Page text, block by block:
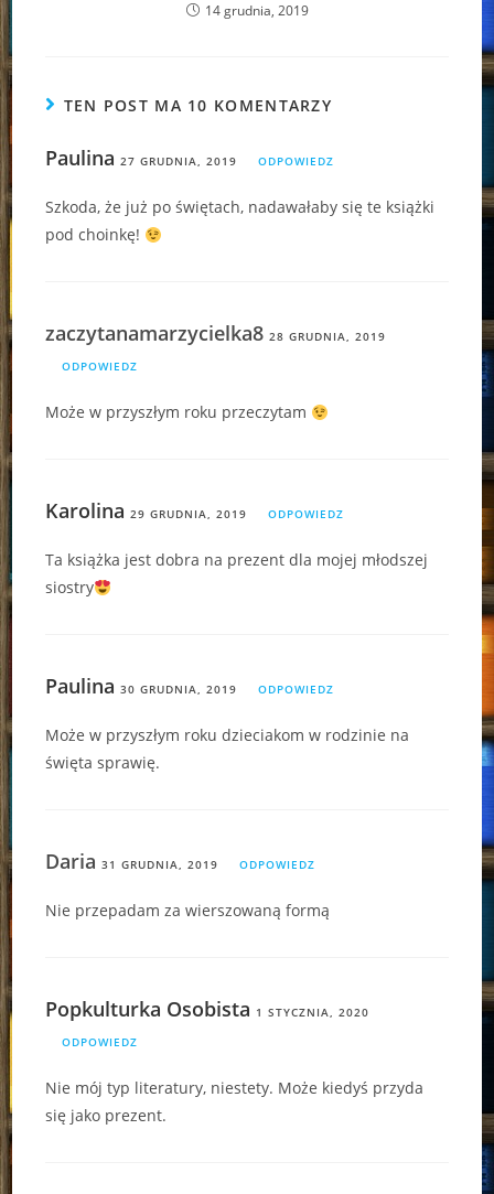
14 grudnia, 2019
TEN POST MA 10 KOMENTARZY
Paulina 27 GRUDNIA, 2019 ODPOWIEDZ
Szkoda, że już po świętach, nadawałaby się te książki
pod choinkę!
zaczytanamarzycielka828 GRUDNIA, 2019
ODPOWIEDZ
Może w przyszłym roku przeczytam
Karolina 29 GRUDNIA, 2019 ODPOWIEDZ
Ta książka jest dobra na prezent dla mojej młodszej
siostry
Paulina 30 GRUDNIA, 2019 ODPOWIEDZ
Może w przyszłym roku dzieciakom w rodzinie na
święta sprawię.
Daria31 GRUDNIA, 2019 ODPOWIEDZ
Nie przepadam za wierszowaną formą
Popkulturka Osobista 1 STYCZNIA, 2020
ODPOWIEDZ
Nie mój typ literatury, niestety. Może kiedyś przyda
się jako prezent.